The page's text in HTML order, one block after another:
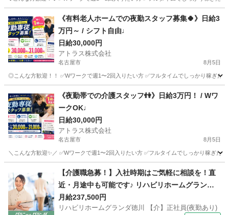
介護 スタッフ
《有料老人ホームでの夜勤スタッフ募集🍀》日給3
万円～ / シフト自由♩
日給30,000円
アトラス株式会社
名古屋市 8月5日
◎こんな方歓迎！！ ✅Wワークで週1〜2回入りたい方 ✅フルタイムでしっかり稼ぎ
介護 スタッフ
《夜勤帯での介護スタッフ👫》日給3万円！ / Wワ
ークOK♩
日給30,000円
アトラス株式会社
名古屋市 8月5日
＼こんな方歓迎✨／ ✅Wワークで週1〜2回入りたい方 ✅フルタイムでしっかり稼ぎ
介護 スタッフ
【介護職急募！】入社時期はご気軽に相談を！直
近・月途中も可能です♪ リハビリホームグランダ
徳川 【介】正社員(夜勤あり) 老人介護施設スタッ
フ
月給237,500円
リハビリホームグランダ徳川 【介】正社員(夜勤あり)